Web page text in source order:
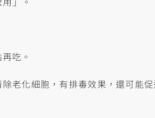
吃。
老化細胞，有排毒效果，還可能促